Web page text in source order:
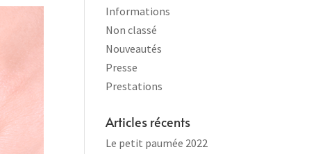
Informations
Non classé
Nouveautés
Presse
Prestations
Articles récents
Le petit paumée 2022